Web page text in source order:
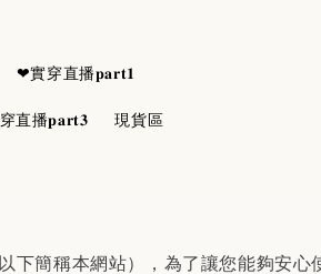
❤實穿直播𝐩𝐚𝐫𝐭𝟏
直播𝐩𝐚𝐫𝐭𝟑 現貨區
下簡稱本網站），為了讓您能夠安